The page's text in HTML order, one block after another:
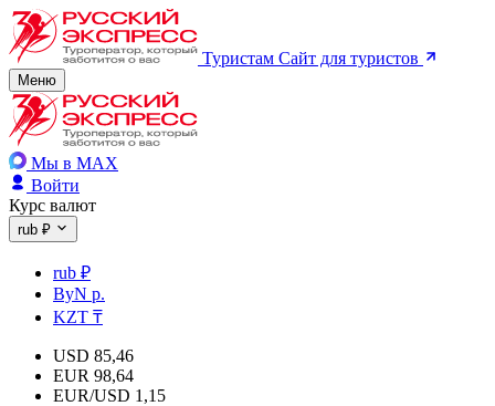
Туристам Сайт для туристов
Меню
Мы в MAX
Войти
Курс валют
rub ₽
rub ₽
ByN р.
KZT ₸
USD 85,46
EUR 98,64
EUR/USD 1,15